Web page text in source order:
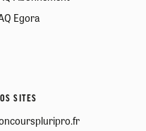
Egora
SITES